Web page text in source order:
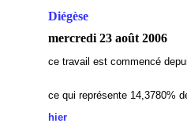
Diégèse
mercredi 23 août 2006
ce travail est commencé
ce qui représente 14,3780%
hier